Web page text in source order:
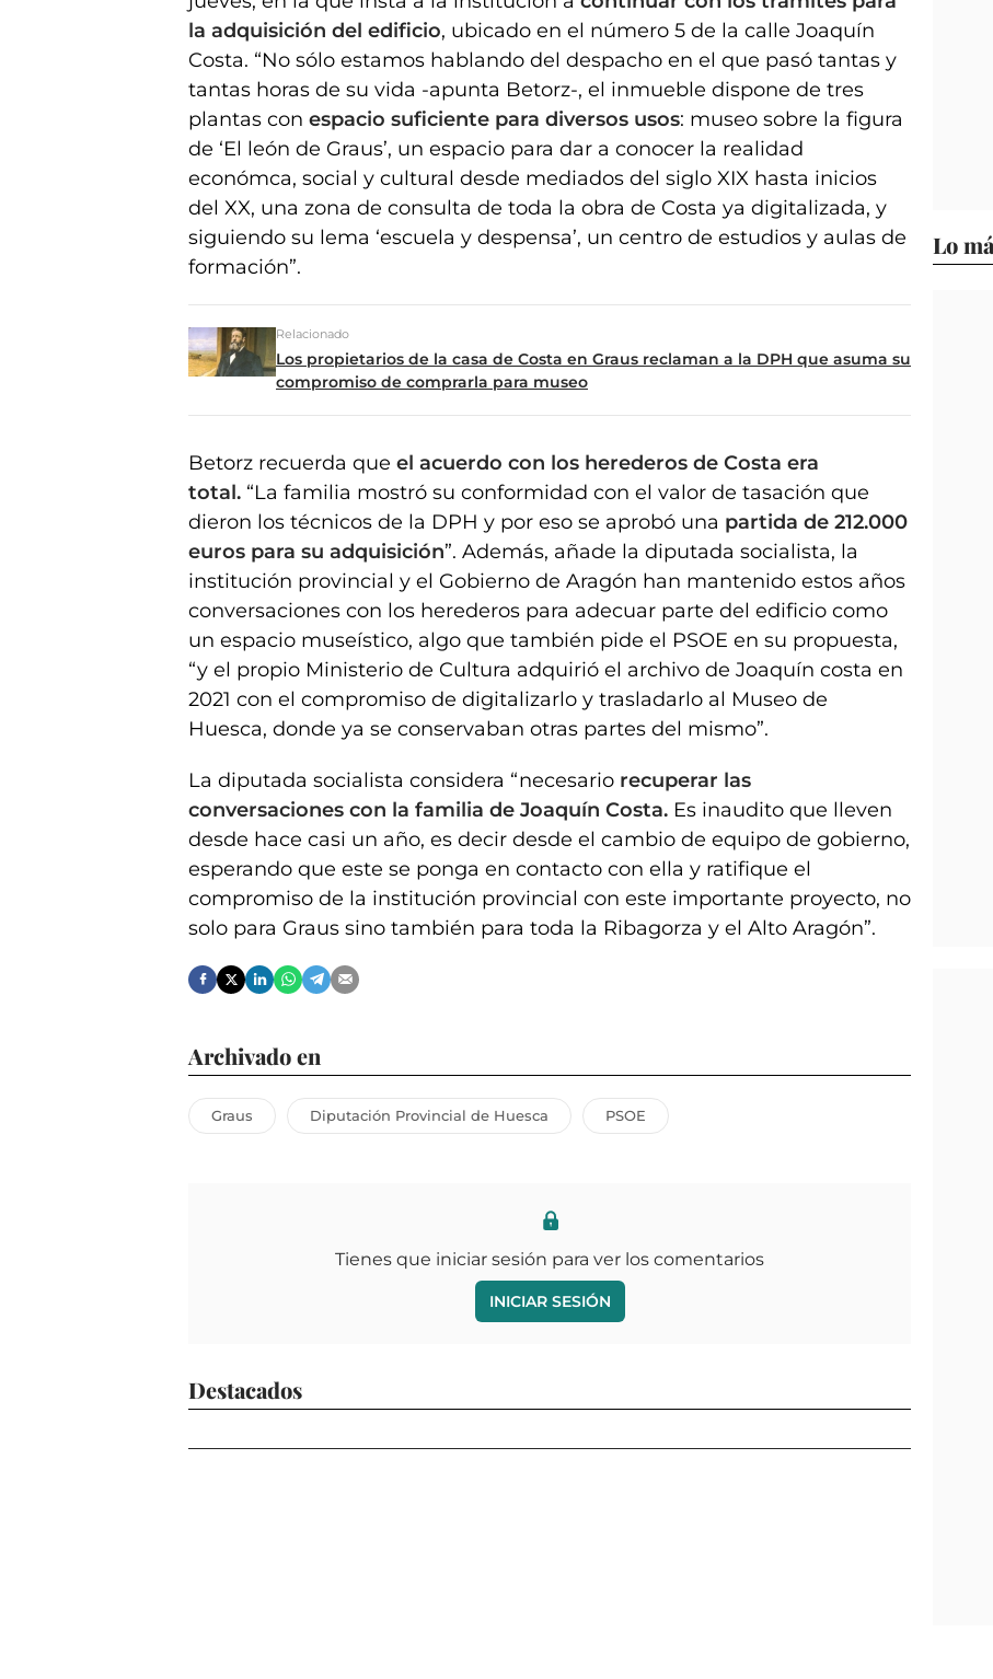
la adquisición del edificio, ubicado en el número 5 de la calle Joaquín
Costa. “No sólo estamos hablando del despacho en el que pasó tantas y
tantas horas de su vida -apunta Betorz-, el inmueble dispone de tres
plantas con espacio suficiente para diversos usos: museo sobre la figura
de ‘El león de Graus’, un espacio para dar a conocer la realidad
económca, social y cultural desde mediados del siglo XIX hasta inicios
del XX, una zona de consulta de toda la obra de Costa ya digitalizada, y
siguiendo su lema ‘escuela y despensa’, un centro de estudios y aulas de
formación”.
Relacionado
Los propietarios de la casa de Costa en Graus reclaman a la DPH que asuma su
compromiso de comprarla para museo
Betorz recuerda que el acuerdo con los herederos de Costa era
total. “La familia mostró su conformidad con el valor de tasación que
dieron los técnicos de la DPH y por eso se aprobó una partida de 212.000
euros para su adquisición”. Además, añade la diputada socialista, la
institución provincial y el Gobierno de Aragón han mantenido estos años
conversaciones con los herederos para adecuar parte del edificio como
un espacio museístico, algo que también pide el PSOE en su propuesta,
“y el propio Ministerio de Cultura adquirió el archivo de Joaquín costa en
2021 con el compromiso de digitalizarlo y trasladarlo al Museo de
Huesca, donde ya se conservaban otras partes del mismo”.
La diputada socialista considera “necesario recuperar las
conversaciones con la familia de Joaquín Costa. Es inaudito que lleven
desde hace casi un año, es decir desde el cambio de equipo de gobierno,
esperando que este se ponga en contacto con ella y ratifique el
compromiso de la institución provincial con este importante proyecto, no
solo para Graus sino también para toda la Ribagorza y el Alto Aragón”.
Archivado en
Graus Diputación Provincial de Huesca PSOE
Tienes que iniciar sesión para ver los comentarios
INICIAR SESIÓN
Destacados
Lo